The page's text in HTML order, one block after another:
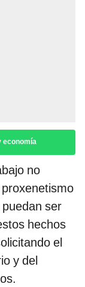
economía
no
ser
hechos
el
y del